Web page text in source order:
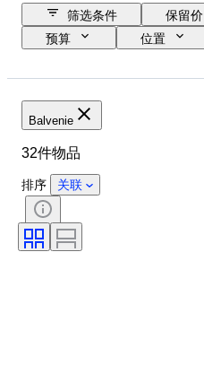
筛选条件 保留价
预算
位置
Balvenie
32件物品
排序 关联